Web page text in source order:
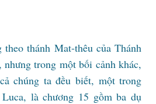
thánh Mat-thêu của Thánh
trong một bối cảnh khác,
chúng ta đều biết, một trong
là chương 15 gồm ba dụ